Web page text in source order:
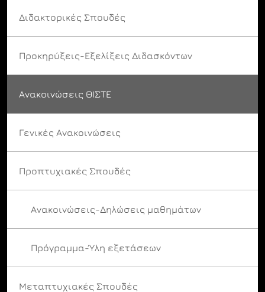
Διδακτορικές Σπουδές
Προκηρύξεις-Εξελίξεις Διδασκόντων
Ανακοινώσεις ΘΙΣΤΕ
Γενικές Ανακοινώσεις
Προπτυχιακές Σπουδές
Ανακοινώσεις-Δηλώσεις μαθημάτων
Πρόγραμμα-Ύλη εξετάσεων
Μεταπτυχιακές Σπουδές